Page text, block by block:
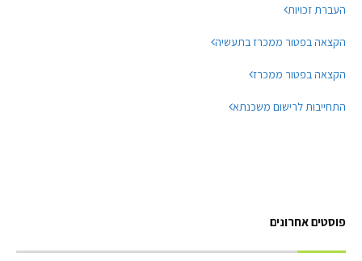
העברת זכויות
הקצאה בפטור ממכרז בתעשיה
הקצאה בפטור ממכרז
התחייבות לרישום משכנתא
פוסטים אחרונים